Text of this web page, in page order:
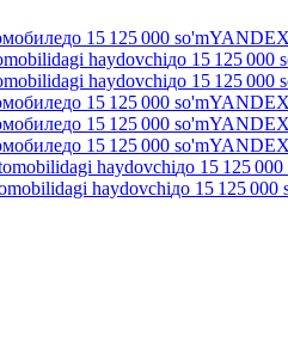
до 15 125 000 so'm
haydovchiдо 15 125 000
haydovchiдо 15 125 000
до 15 125 000 so'm
до 15 125 000 so'm
до 15 125 000 so'm
haydovchiдо 15 125 000
haydovchiдо 15 125 000